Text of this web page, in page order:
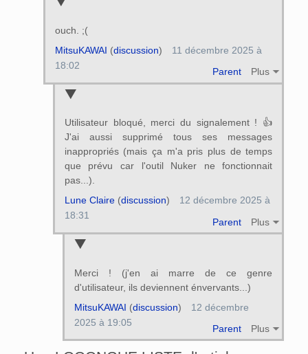
ouch. ;(
Parent Plus
MitsuKAWAI (discussion)
11 décembre 2025 à
18:02
Utilisateur bloqué, merci du signalement ! 👍
J'ai aussi supprimé tous ses messages
inappropriés (mais ça m'a pris plus de temps
que prévu car l'outil Nuker ne fonctionnait
pas...).
Parent Plus
Lune Claire(discussion)
12 décembre 2025 à
18:31
Merci ! (j'en ai marre de ce genre
d'utilisateur, ils deviennent énvervants...)
Parent Plus
MitsuKAWAI (discussion)
12 décembre
2025 à 19:05